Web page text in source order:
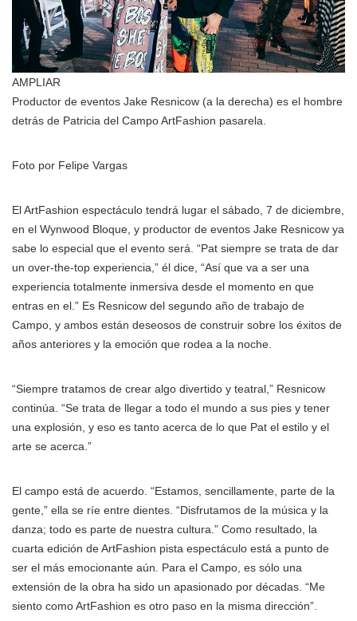
AMPLIAR
Productor de eventos Jake Resnicow (a la derecha) es el hombre
detrás de Patricia del Campo ArtFashion pasarela.
Foto por Felipe Vargas
El ArtFashion espectáculo tendrá lugar el sábado, 7 de diciembre,
en el Wynwood Bloque, y productor de eventos Jake Resnicow ya
sabe lo especial que el evento será. “Pat siempre se trata de dar
un over-the-top experiencia,” él dice, “Así que va a ser una
experiencia totalmente inmersiva desde el momento en que
entras en el.” Es Resnicow del segundo año de trabajo de
Campo, y ambos están deseosos de construir sobre los éxitos de
años anteriores y la emoción que rodea a la noche.
“Siempre tratamos de crear algo divertido y teatral,” Resnicow
continúa. “Se trata de llegar a todo el mundo a sus pies y tener
una explosión, y eso es tanto acerca de lo que Pat el estilo y el
arte se acerca.”
El campo está de acuerdo. “Estamos, sencillamente, parte de la
gente,” ella se ríe entre dientes. “Disfrutamos de la música y la
danza; todo es parte de nuestra cultura.” Como resultado, la
cuarta edición de ArtFashion pista espectáculo está a punto de
ser el más emocionante aún. Para el Campo, es sólo una
extensión de la obra ha sido un apasionado por décadas. “Me
siento como ArtFashion es otro paso en la misma dirección”.